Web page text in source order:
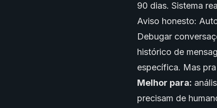
90 dias. Sistema
Aviso honesto:
Debugar
histórico de
específica. Mas
Melhor para:
precisam de